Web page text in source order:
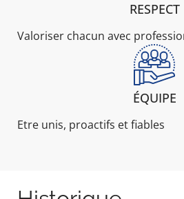
RESPECT
Valoriser chacun avec
ÉQUIPE
Etre unis, proactifs et fiables